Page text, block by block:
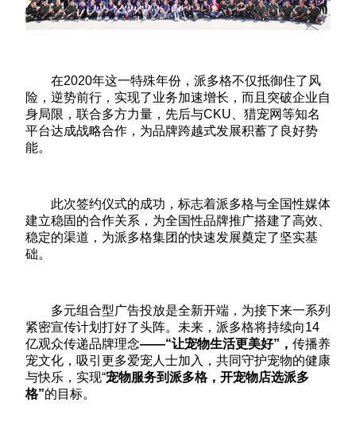
在2020年这一特殊年份，派多格不仅抵御住了风
险，逆势前行，实现了业务加速增长，而且突破企业自
身局限，联合多方力量，先后与CKU、猎宠网等知名
平台达成战略合作，为品牌跨越式发展积蓄了良好势
能。
此次签约仪式的成功，标志着派多格与全国性媒体
建立稳固的合作关系，为全国性品牌推广搭建了高效、
稳定的渠道，为派多格集团的快速发展奠定了坚实基
础。
多元组合型广告投放是全新开端，为接下来一系列
紧密宣传计划打好了头阵。未来，派多格将持续向14
亿观众传递品牌理念——“让宠物生活更美好”， 传播养
宠文化，吸引更多爱宠人士加入，共同守护宠物的健康
与快乐，实现“宠物服务到派多格，开宠物店选派多
格”的目标。